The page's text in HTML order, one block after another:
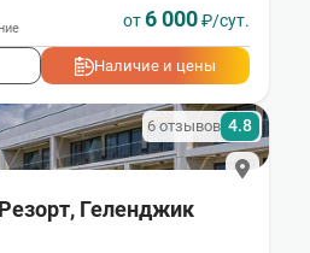
от6 000₽/сут.
Наличие и цены
6 отзывов 4.8
Геленджик